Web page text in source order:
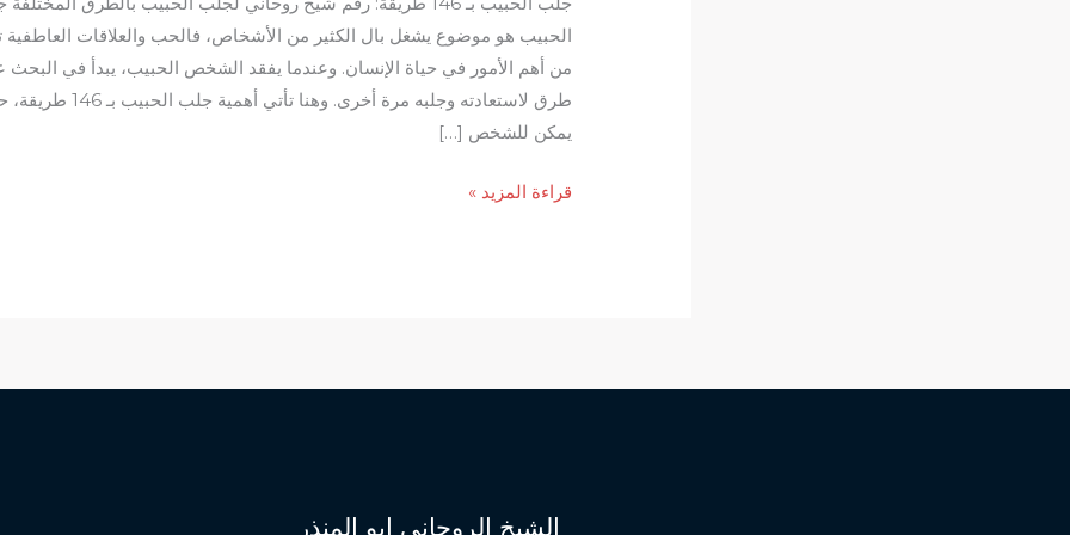
الحبيب هو موضوع يشغل بال الكثير من الأشخاص، فالحب والعلاقات العاطفية
من أهم الأمور في حياة الإنسان. وعندما يفقد الشخص الحبيب، يبدأ في البحث
طرق لاستعادته وجلبه مرة أخرى. وهنا تأتي أهمية جلب
يمكن للشخص […]
جلب
شيخ
قراءة المزيد »
الشيخ الروحاني ابو المنذر